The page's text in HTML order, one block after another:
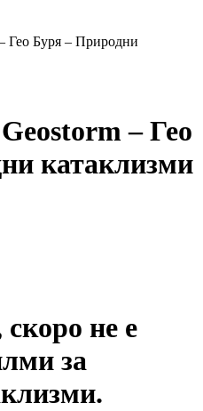
Гео Буря – Природни
– Гео
катаклизми
не е
за